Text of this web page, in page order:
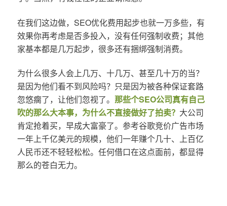
在我们这边做，SEO优化费用起步也就一万多些，有
效果你再考虑是否多投入，没有任何强制收费；其他
家基本都是几万起步，很多还有捆绑强制消费。
为什么很多人会上几万、十几万、甚至几十万的当？
是因为他们看不到风险吗？只是因为被各种保证套路
忽悠瘸了，让他们忽视了。 那些个SEO公司真有自己
吹的那么大本事，为什么不直接做好了拍卖？ 大公司
肯定抢着买，早成大富豪了。参考谷歌竞价广告市场
一年上千亿美元的规模，他们一年赚个几十、上百亿
人民币还不轻轻松松。任何借口在这点面前，都显得
那么的苍白无力。